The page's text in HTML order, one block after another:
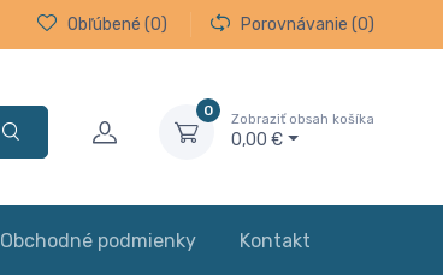
Obľúbené (0) Porovnávanie (0)
0
Zobraziť obsah košíka
0,00 €
Obchodné podmienky Kontakt